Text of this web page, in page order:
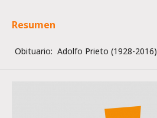
Resumen
Obituario: Adolfo Prieto (1928-2016)